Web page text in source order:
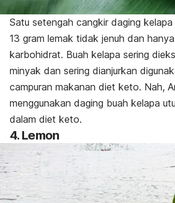
Satu setengah cangkir daging
13 gram lemak tidak jenuh dan
karbohidrat. Buah kelapa sering
minyak dan sering dianjurkan
campuran makanan diet keto. Nah,
menggunakan daging buah kelapa
dalam diet keto.
4. Lemon